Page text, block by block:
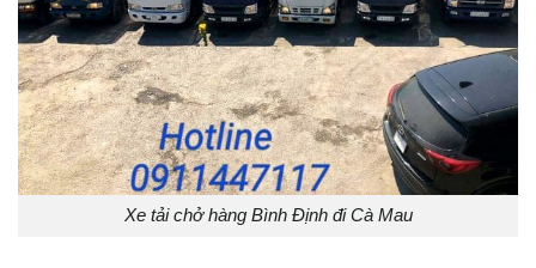
Xe tải chở hàng Bình Định đi Cà Mau